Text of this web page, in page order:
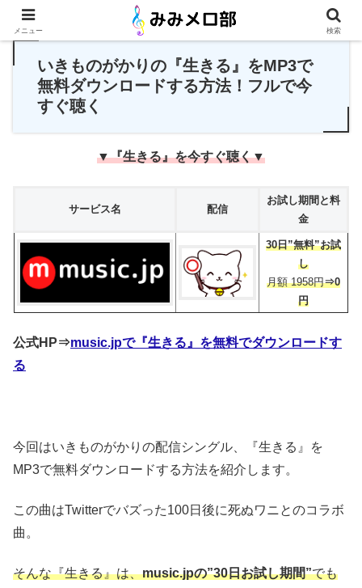
PR
いきものがかりの『生きる』をMP3で
無料ダウンロードする方法！フルで今
すぐ聴く
▼『生きる』を今すぐ聴く▼
サービス名 配信
お試し期間と料
金
30日”無料”お試
し
月額 1958円⇒0
円
公式HP⇒music.jpで『生きる』を無料でダウンロードす
る
今回はいきものがかりの配信シングル、『生きる』を
MP3で無料ダウンロードする方法を紹介します。
この曲はTwitterでバズった100日後に死ぬワニとのコラボ
曲。
そんな『生きる』は、music.jpの”30日お試し期間”でも
メニュー 検索